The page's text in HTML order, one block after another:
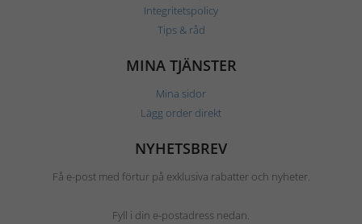
Integritetspolicy
Tips & råd
MINA TJÄNSTER
Mina sidor
Lägg order direkt
NYHETSBREV
Få e-post med förtur på exklusiva rabatter och nyheter.
Fyll i din e-postadress nedan.